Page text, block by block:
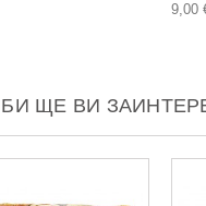
9,00
ЩЕ ВИ